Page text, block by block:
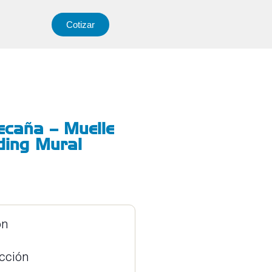
Cotizar
– Muelle
Mural